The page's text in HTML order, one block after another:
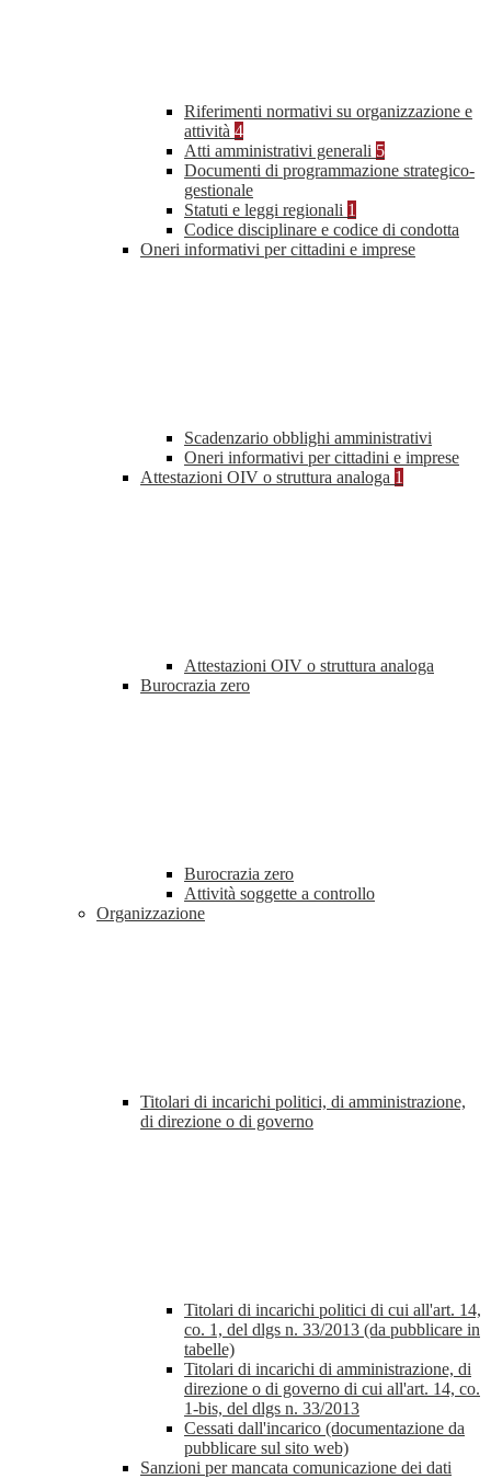
Riferimenti normativi su organizzazione e
attività 4
Atti amministrativi generali 5
Documenti di programmazione strategico-
gestionale
Statuti e leggi regionali 1
Codice disciplinare e codice di condotta
Oneri informativi per cittadini e imprese
Scadenzario obblighi amministrativi
Oneri informativi per cittadini e imprese
Attestazioni OIV o struttura analoga 1
Attestazioni OIV o struttura analoga
Burocrazia zero
Burocrazia zero
Attività soggette a controllo
Organizzazione
Titolari di incarichi politici, di amministrazione,
di direzione o di governo
Titolari di incarichi politici di cui all'art. 14,
co. 1, del dlgs n. 33/2013 (da pubblicare in
tabelle)
Titolari di incarichi di amministrazione, di
direzione o di governo di cui all'art. 14, co.
1-bis, del dlgs n. 33/2013
Cessati dall'incarico (documentazione da
pubblicare sul sito web)
Sanzioni per mancata comunicazione dei dati